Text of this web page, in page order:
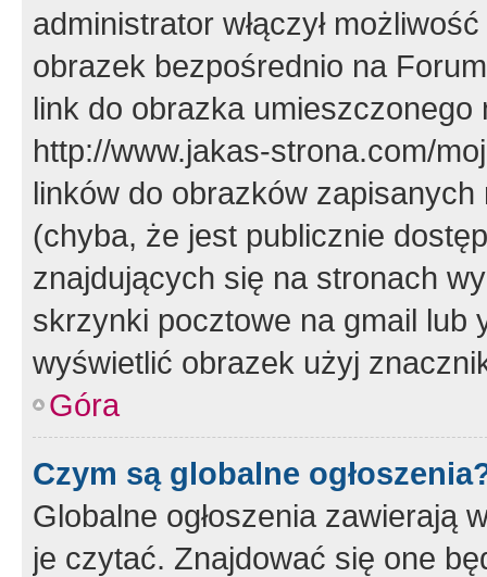
administrator włączył
obrazek bezpośrednio na
link do obrazka
http://www.jakas-strona.com/
linków do obrazków
(chyba, że jest publicznie
znajdujących się na stronach
skrzynki pocztowe na gmail lub
wyświetlić obrazek użyj
Góra
Czym są globalne
Globalne ogłoszenia zawierają
je czytać. Znajdować się one